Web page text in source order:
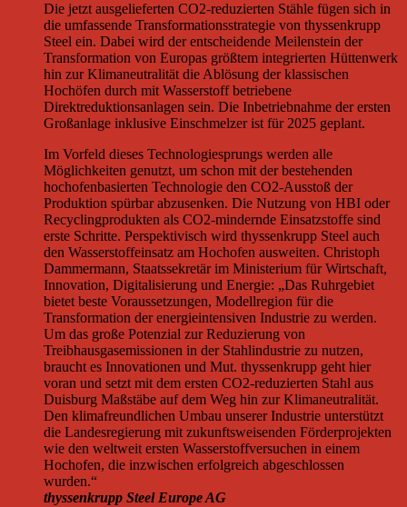
Die jetzt ausgelieferten CO2-reduzierten Stähle fügen sich in
die umfassende Transformationsstrategie von thyssenkrupp
Steel ein. Dabei wird der entscheidende Meilenstein der
Transformation von Europas größtem integrierten Hüttenwerk
hin zur Klimaneutralität die Ablösung der klassischen
Hochöfen durch mit Wasserstoff betriebene
Direktreduktionsanlagen sein. Die Inbetriebnahme der ersten
Großanlage inklusive Einschmelzer ist für 2025 geplant.
Im Vorfeld dieses Technologiesprungs werden alle
Möglichkeiten genutzt, um schon mit der bestehenden
hochofenbasierten Technologie den CO2-Ausstoß der
Produktion spürbar abzusenken. Die Nutzung von HBI oder
Recyclingprodukten als CO2-mindernde Einsatzstoffe sind
erste Schritte. Perspektivisch wird thyssenkrupp Steel auch
den Wasserstoffeinsatz am Hochofen ausweiten. Christoph
Dammermann, Staatssekretär im Ministerium für Wirtschaft,
Innovation, Digitalisierung und Energie: „Das Ruhrgebiet
bietet beste Voraussetzungen, Modellregion für die
Transformation der energieintensiven Industrie zu werden.
Um das große Potenzial zur Reduzierung von
Treibhausgasemissionen in der Stahlindustrie zu nutzen,
braucht es Innovationen und Mut. thyssenkrupp geht hier
voran und setzt mit dem ersten CO2-reduzierten Stahl aus
Duisburg Maßstäbe auf dem Weg hin zur Klimaneutralität.
Den klimafreundlichen Umbau unserer Industrie unterstützt
die Landesregierung mit zukunftsweisenden Förderprojekten
wie den weltweit ersten Wasserstoffversuchen in einem
Hochofen, die inzwischen erfolgreich abgeschlossen
wurden.“
thyssenkrupp Steel Europe AG